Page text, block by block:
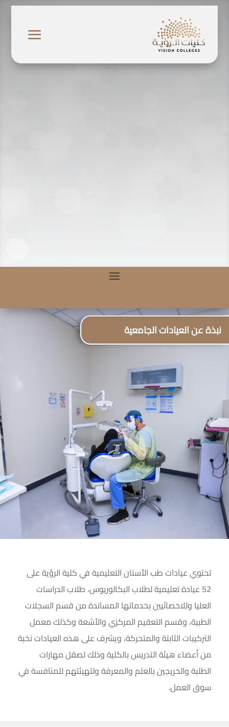
نبذة عن العيادات الجامعية
تحتوي عيادات طب الأسنان التعليمية في كلية الرؤية على
52 عيادة تعليمية لطلاب البكالوريوس، طلاب الدراسات
العليا وللاخصائيين بخدماتها المساندة من قسم السجلات
الطبية، وقسم التعقيم المركزي والأشعة وكذلك معمل
التركيبات الثابتة والمتحركة، ويشرف على هذه العيادات نخبة
من أعضاء هيئة التدريس بالكلية وذلك لصقل مهارات
الطلبة والخريجين بالعلم والمعرفة ولتهيئتهم للمنافسة في
سوق العمل.